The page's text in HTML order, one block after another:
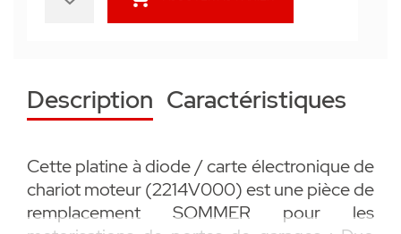
Description Caractéristiques
Cette platine à diode / carte électronique de
chariot moteur (2214V000) est une pièce de
remplacement SOMMER pour les